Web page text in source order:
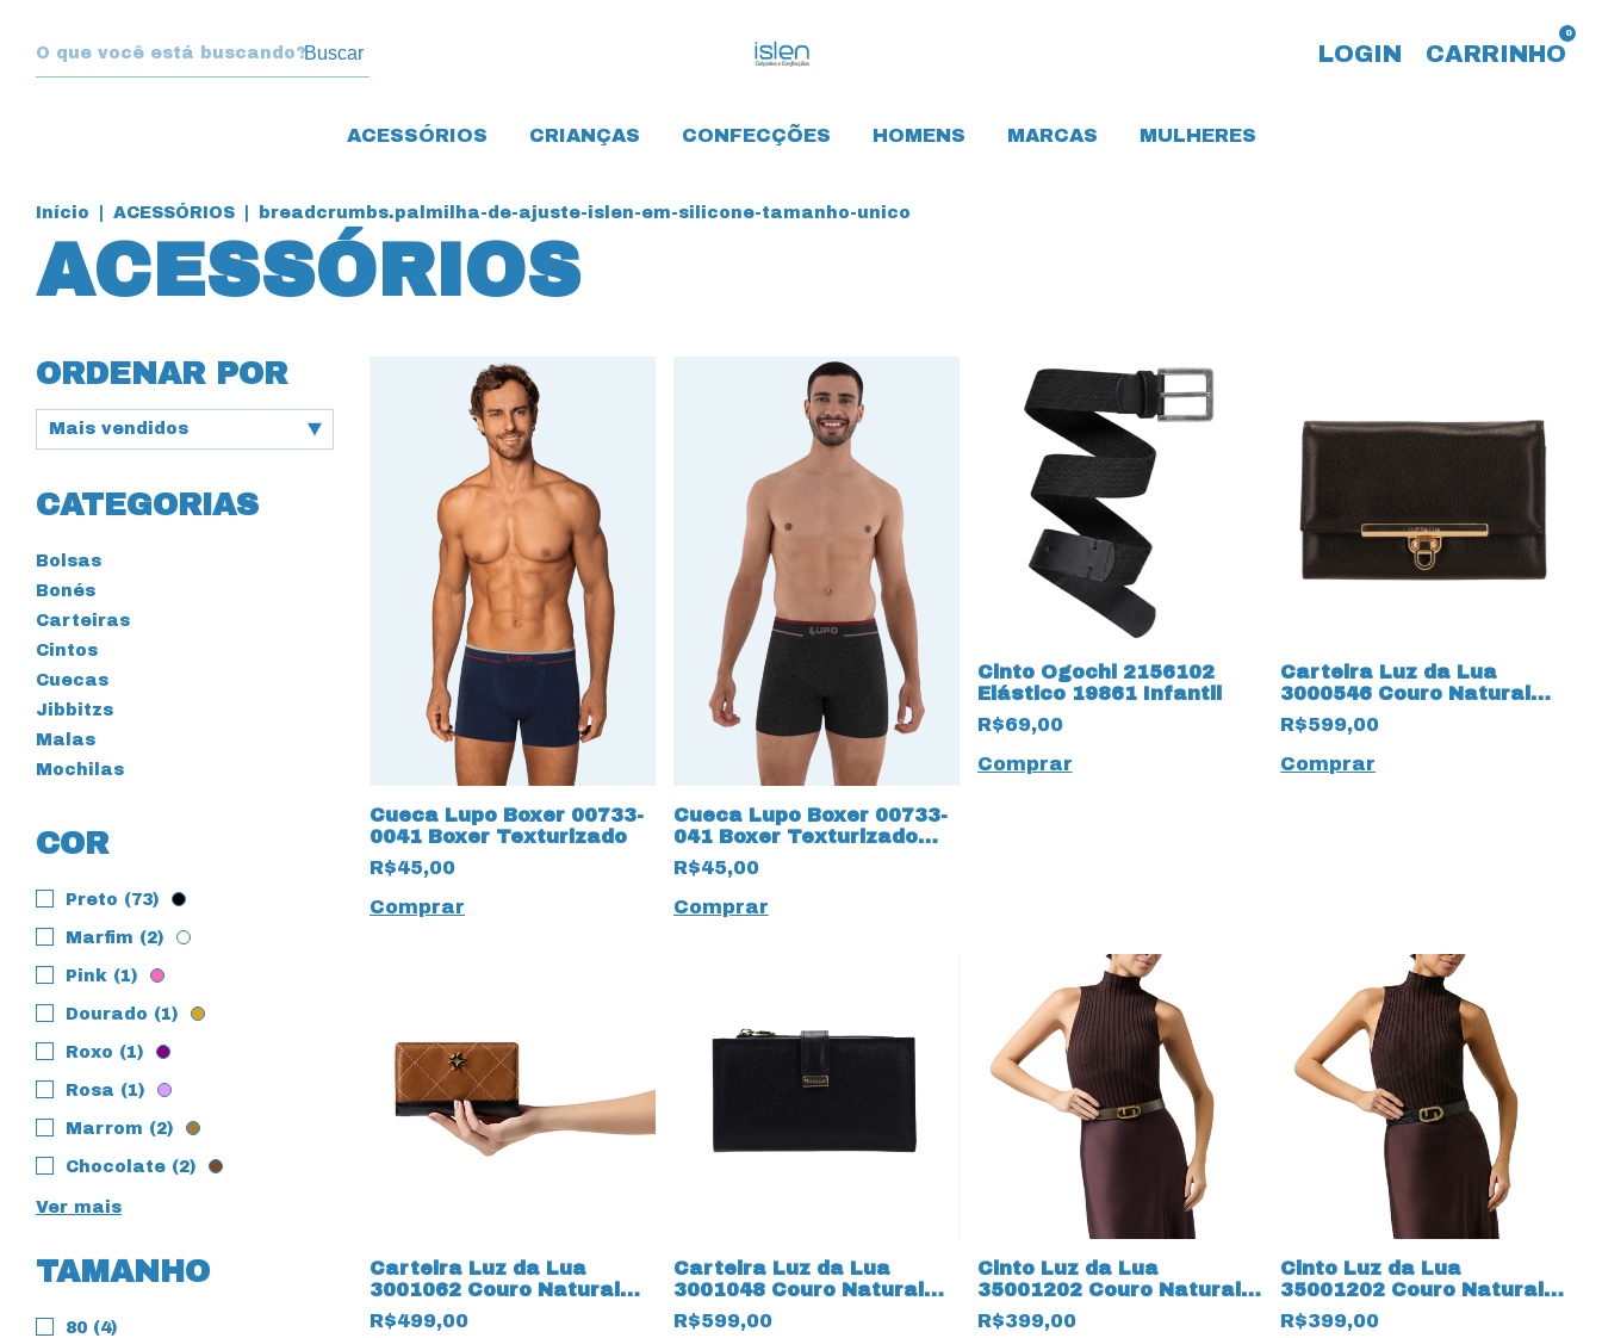
Buscar LOGIN CARRINHO
0
ACESSÓRIOS CRIANÇAS CONFECÇÕES HOMENS MARCAS MULHERES
Início ACESSÓRIOS breadcrumbs.palmilha-de-ajuste-islen-em-silicone-tamanho-unico
ACESSÓRIOS
ORDENAR POR
CATEGORIAS
Bolsas
Bonés
Carteiras
Cintos
Cuecas
Jibbitzs
Malas
Mochilas
COR
Preto (73)
Marfim (2)
Pink (1)
Dourado (1)
Roxo (1)
Rosa (1)
Marrom (2)
Chocolate (2)
Ver mais
TAMANHO
80 (4)
Cueca Lupo Boxer 00733-
0041 Boxer Texturizado
R$45,00
Comprar
Cueca Lupo Boxer 00733-
041 Boxer Texturizado
Preto 17260
R$45,00
Comprar
Cinto Ogochi 2156102
Elástico 19861 Infantil
R$69,00
Comprar
Carteira Luz da Lua
3000546 Couro Natural
Atacama 19833 Cacau
R$599,00
Comprar
Carteira Luz da Lua
3001062 Couro Natural
Arenito 19834 Atacama
R$499,00
Carteira Luz da Lua
3001048 Couro Natural
Atacama
R$599,00
Cinto Luz da Lua
35001202 Couro Natural
Atacama 19837 Cacau
R$399,00
Cinto Luz da Lua
35001202 Couro Natural
Lux 19831 Atacama
R$399,00